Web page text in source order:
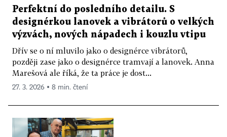
Perfektní do posledního detailu. S
designérkou lanovek a vibrátorů o velkých
výzvách, nových nápadech i kouzlu vtipu
Dřív se o ní mluvilo jako o designérce vibrátorů,
později zase jako o designérce tramvají a lanovek. Anna
Marešová ale říká, že ta práce je dost...
27. 3. 2026 ▪ 8 min. čtení